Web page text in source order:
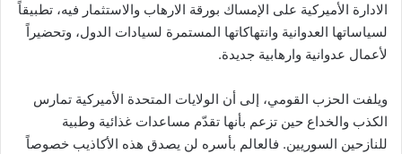
الادارة الأميركية على الإمساك بورقة الارهاب والاستثمار فيه، تطبيقاً
لسياساتها العدوانية وانتهاكاتها المستمرة لسيادات الدول، وتحضيراً
لأعمال عدوانية وارهابية جديدة.
ويلفت الحزب القومي، إلى أن الولايات المتحدة الأميركية تمارس
الكذب والخداع حين تزعم بأنها تقدّم مساعدات غذائية وطبية
للنازحين السوريين. فالعالم بأسره لن يصدق هذه الأكاذيب خصوصاً